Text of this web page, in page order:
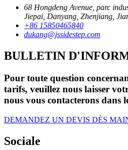
68 Hongdeng Avenue, parc
Jiepai, Danyang, Zhenjiang,
+86 15850465840
dukang@jssidestep.com
BULLETIN
Pour toute question
tarifs, veuillez nous laisser
nous vous contacterons dans
DEMANDEZ UN DEVIS DÈS
Sociale